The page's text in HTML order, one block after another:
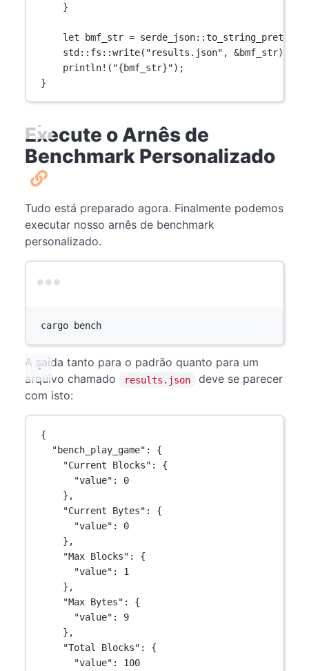
}
let bmf_str = serde_json::to_string_pretty
std :: fs ::write( "results.json" , &bmf_str)
println! ( "{bmf_str}");
}
Execute o Arnês de
Benchmark Personalizado
Tudo está preparado agora. Finalmente podemos
executar nosso arnês de benchmark
personalizado.
cargo bench
A saída tanto para o padrão quanto para um
arquivo chamado
results.json
deve se parecer
com isto:
{
"bench_play_game" : {
"Current Blocks" : {
"value" : 0
},
"Current Bytes" : {
"value" : 0
},
"Max Blocks" : {
"value" : 1
},
"Max Bytes" : {
"value" : 9
},
"Total Blocks" : {
"value" : 100